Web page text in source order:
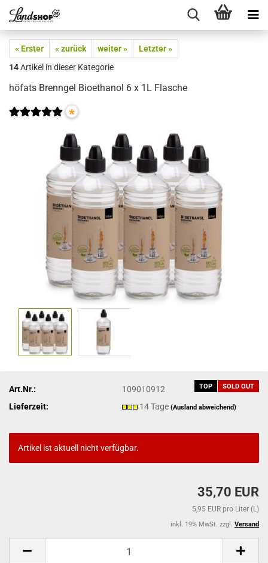
« Erster « zurück weiter »
Letzter »
14Artikel in dieser Kategorie
höfats Brenngel Bioethanol 6 x 1L Flasche
*
TOP SOLD OUT
Art.Nr.:
109010912
Lieferzeit:
14 Tage(Ausland abweichend)
Artikel ist aktuell nicht verfügbar.
35,70 EUR
5,95 EUR pro Liter (L)
inkl. 19% MwSt. zzgl. Versand